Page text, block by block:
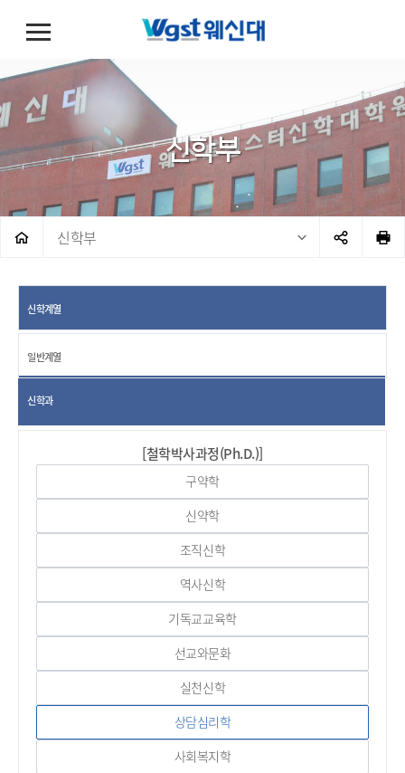
신학부
신학부
신학계열
신학과
일반계열
[철학박사과정(Ph.D.)]
구약학
신약학
조직신학
역사신학
기독교교육학
선교와문화
실천신학
상담심리학
사회복지학